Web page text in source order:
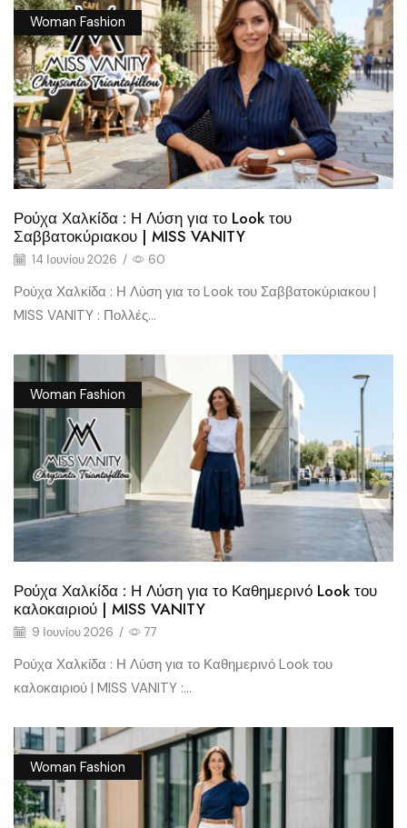
Woman Fashion
Ρούχα Χαλκίδα : Η Λύση για το Look του
Σαββατοκύριακου | MISS VANITY
14 Ιουνίου 2026 / 60
Ρούχα Χαλκίδα : Η Λύση για το Look του Σαββατοκύριακου |
MISS VANITY : Πολλές...
Woman Fashion
Ρούχα Χαλκίδα : Η Λύση για το Καθημερινό Look του
καλοκαιριού | MISS VANITY
9 Ιουνίου 2026 / 77
Ρούχα Χαλκίδα : Η Λύση για το Καθημερινό Look του
καλοκαιριού | MISS VANITY :...
Woman Fashion